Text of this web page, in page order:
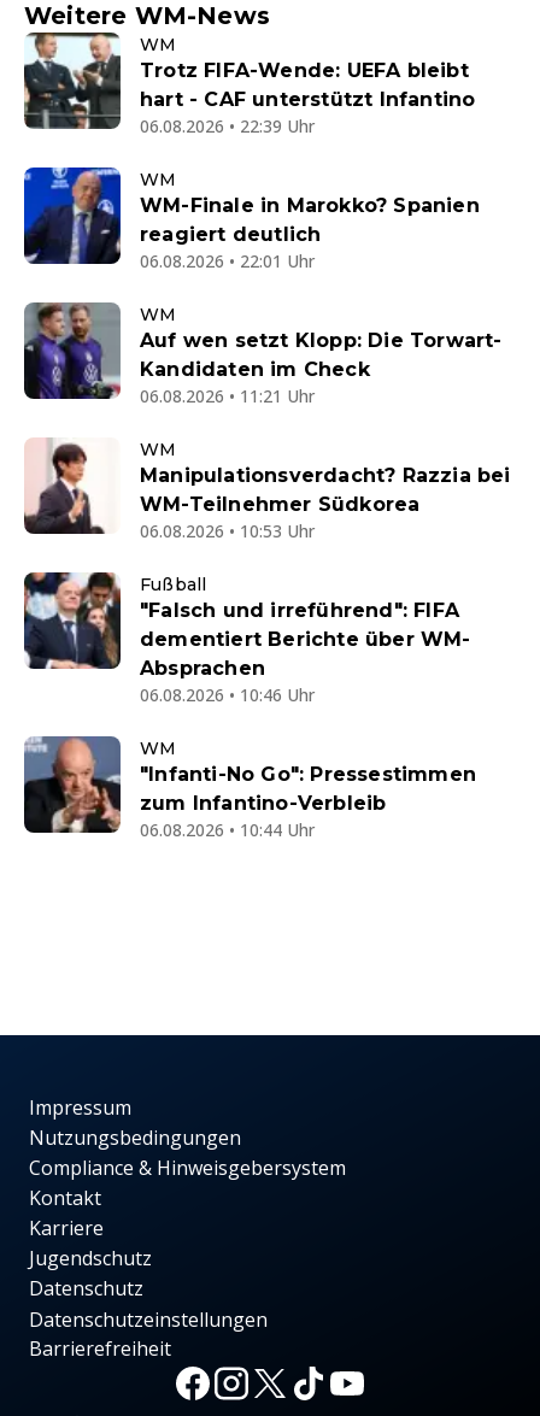
Weitere WM-News
WM
Trotz FIFA-Wende: UEFA bleibt
hart - CAF unterstützt Infantino
06.08.2026 • 22:39 Uhr
WM
WM-Finale in Marokko? Spanien
reagiert deutlich
06.08.2026 • 22:01 Uhr
WM
Auf wen setzt Klopp: Die Torwart-
Kandidaten im Check
06.08.2026 • 11:21 Uhr
WM
Manipulationsverdacht? Razzia bei
WM-Teilnehmer Südkorea
06.08.2026 • 10:53 Uhr
Fußball
"Falsch und irreführend": FIFA
dementiert Berichte über WM-
Absprachen
06.08.2026 • 10:46 Uhr
WM
"Infanti-No Go": Pressestimmen
zum Infantino-Verbleib
06.08.2026 • 10:44 Uhr
Impressum
Nutzungsbedingungen
Compliance & Hinweisgebersystem
Kontakt
Karriere
Jugendschutz
Datenschutz
Datenschutzeinstellungen
Barrierefreiheit